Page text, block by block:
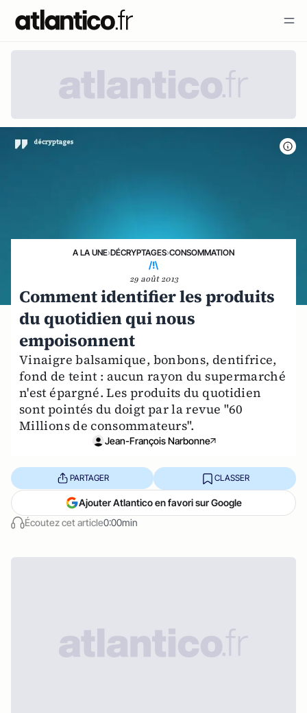
A LA UNE›DÉCRYPTAGES›CONSOMMATION
/!\
29 août 2013
Comment identifier les produits
du quotidien qui nous
empoisonnent
Vinaigre balsamique, bonbons, dentifrice,
fond de teint : aucun rayon du supermarché
n'est épargné. Les produits du quotidien
sont pointés du doigt par la revue "60
Millions de consommateurs".
Jean-François Narbonne
Écoutez cet article0:00min
PARTAGER CLASSER
Ajouter Atlantico en favori sur Google